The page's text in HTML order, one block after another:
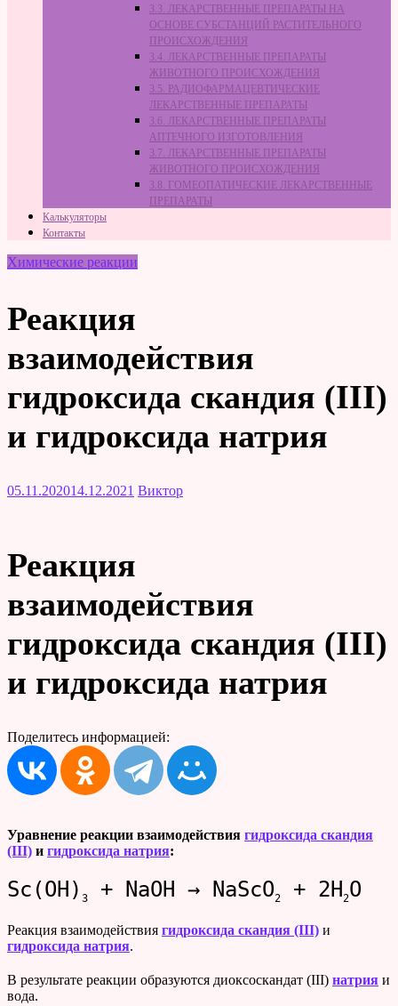
3.3. ЛЕКАРСТВЕННЫЕ ПРЕПАРАТЫ НА
ОСНОВЕ СУБСТАНЦИЙ РАСТИТЕЛЬНОГО
ПРОИСХОЖДЕНИЯ
3.4. ЛЕКАРСТВЕННЫЕ ПРЕПАРАТЫ
ЖИВОТНОГО ПРОИСХОЖДЕНИЯ
3.5. РАДИОФАРМАЦЕВТИЧЕСКИЕ
ЛЕКАРСТВЕННЫЕ ПРЕПАРАТЫ
3.6. ЛЕКАРСТВЕННЫЕ ПРЕПАРАТЫ
АПТЕЧНОГО ИЗГОТОВЛЕНИЯ
3.7. ЛЕКАРСТВЕННЫЕ ПРЕПАРАТЫ
ЖИВОТНОГО ПРОИСХОЖДЕНИЯ
3.8. ГОМЕОПАТИЧЕСКИЕ ЛЕКАРСТВЕННЫЕ
ПРЕПАРАТЫ
Калькуляторы
Контакты
Химические реакции
Реакция
взаимодействия
гидроксида скандия (III)
и гидроксида натрия
05.11.202014.12.2021 Виктор
Реакция
взаимодействия
гидроксида скандия (III)
и гидроксида натрия
Поделитесь информацией:
Уравнение реакции взаимодействия гидроксида скандия
(III) и гидроксида натрия:
Sc(OH) 3 + NaOH → NaScO2 + 2H 2O
Реакция взаимодействия гидроксида скандия (III) и
гидроксида натрия.
В результате реакции образуются диоксоскандат (III) натрия и
вода.